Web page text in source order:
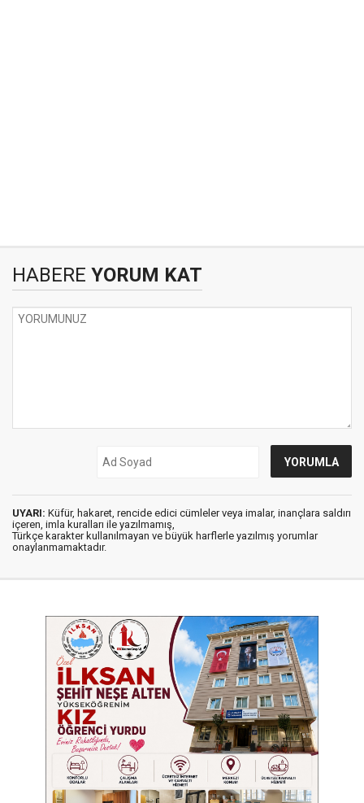
HABERE YORUM KAT
UYARI: Küfür, hakaret, rencide edici cümleler veya imalar, inançlara saldırı
içeren, imla kuralları ile yazılmamış,
Türkçe karakter kullanılmayan ve büyük harflerle yazılmış yorumlar
onaylanmamaktadır.